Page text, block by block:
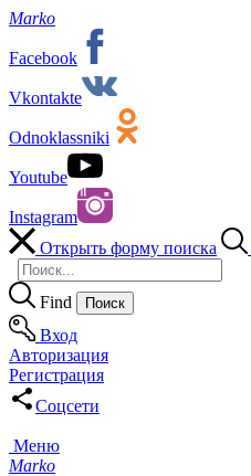
Marko
Facebook
Vkontakte
Odnoklassniki
Youtube
Instagram
Открыть форму поиска
Find
Вход
Авторизация
Регистрация
Соцсети
Меню
Marko